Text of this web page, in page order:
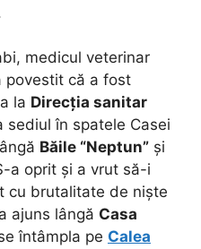
medicul veterinar
povestit că a fost
la Direcția sanitar
sediul în spatele Casei
Băile “Neptun” și
a oprit și a vrut să-i
cu brutalitate de niște
ajuns lângă Casa
întâmpla pe Calea